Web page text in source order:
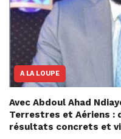
A LA LOUPE
Avec Abdoul Ahad
Terrestres et Aériens :
résultats concrets et